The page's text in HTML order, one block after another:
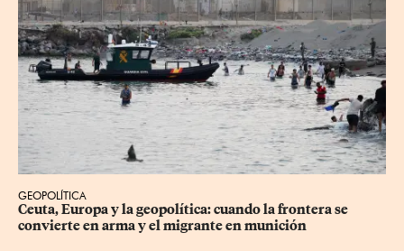
GEOPOLÍTICA
Ceuta, Europa y la geopolítica: cuando la frontera se
convierte en arma y el migrante en munición